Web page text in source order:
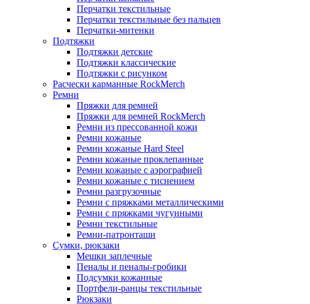
Перчатки текстильные
Перчатки текстильные без пальцев
Перчатки-митенки
Подтяжки
Подтяжки детские
Подтяжки классические
Подтяжки с рисунком
Расчески карманные RockMerch
Ремни
Пряжки для ремней
Пряжки для ремней RockMerch
Ремни из прессованной кожи
Ремни кожаные
Ремни кожаные Hard Steel
Ремни кожаные проклепанные
Ремни кожаные с аэрографией
Ремни кожаные с тиснением
Ремни разгрузочные
Ремни с пряжками металлическими
Ремни с пряжками чугунными
Ремни текстильные
Ремни-патронташи
Сумки, рюкзаки
Мешки заплечные
Пеналы и пеналы-гробики
Подсумки кожанные
Портфели-ранцы текстильные
Рюкзаки